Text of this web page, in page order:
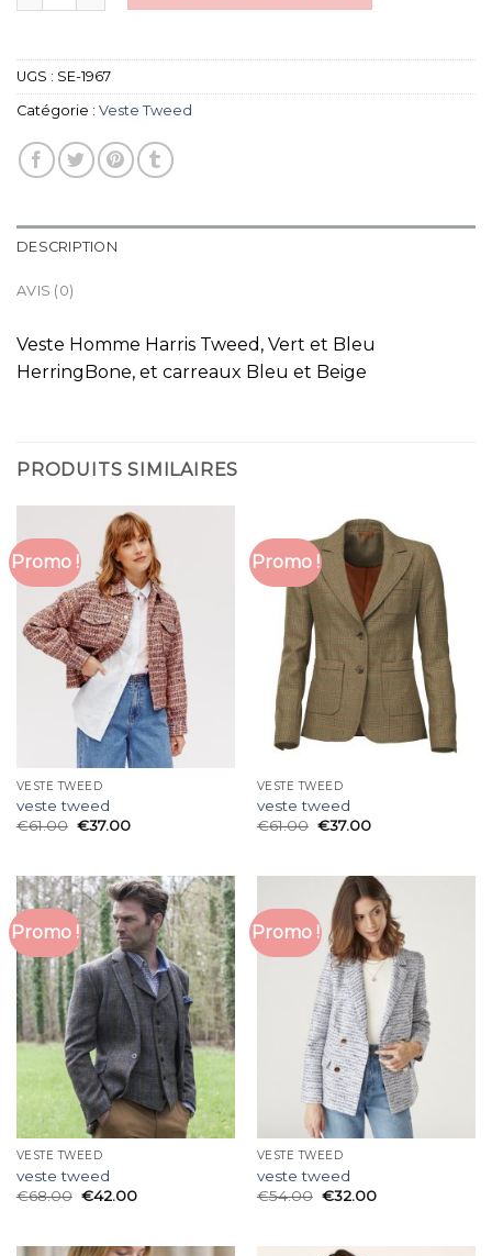
UGS : SE-1967
Catégorie : Veste Tweed
DESCRIPTION
AVIS (0)
Veste Homme Harris Tweed, Vert et Bleu
HerringBone, et carreaux Bleu et Beige
PRODUITS SIMILAIRES
Promo !
VESTE TWEED
veste tweed
€61.00 €37.00
Promo !
VESTE TWEED
veste tweed
€61.00 €37.00
Promo !
VESTE TWEED
veste tweed
€68.00 €42.00
Promo !
VESTE TWEED
veste tweed
€54.00 €32.00